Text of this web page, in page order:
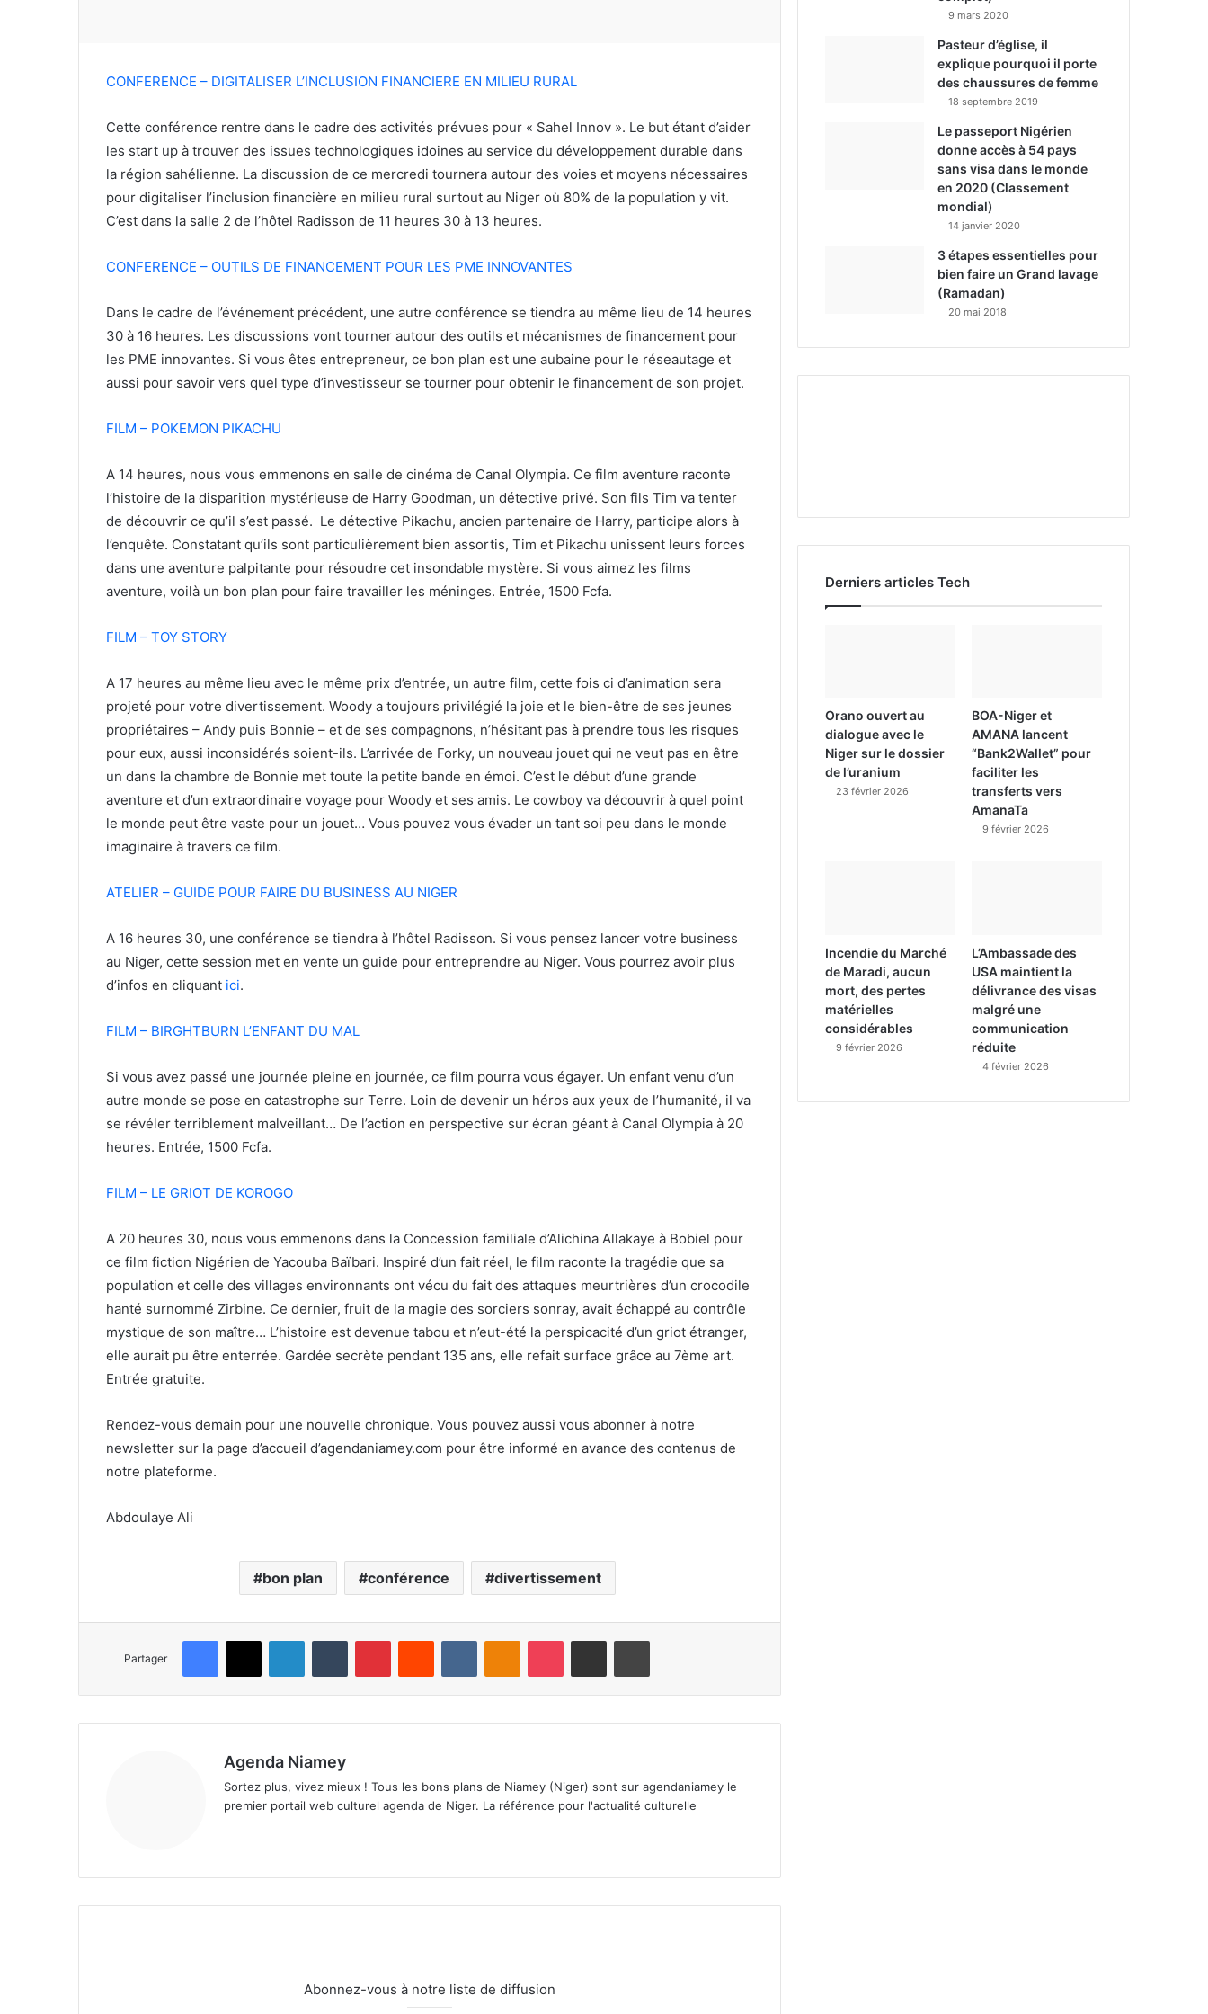
CONFERENCE – DIGITALISER L’INCLUSION FINANCIERE EN MILIEU RURAL
Cette conférence rentre dans le cadre des activités prévues pour « Sahel Innov ». Le but étant d’aider
les start up à trouver des issues technologiques idoines au service du développement durable dans
la région sahélienne. La discussion de ce mercredi tournera autour des voies et moyens nécessaires
pour digitaliser l’inclusion financière en milieu rural surtout au Niger où 80% de la population y vit.
C’est dans la salle 2 de l’hôtel Radisson de 11 heures 30 à 13 heures.
CONFERENCE – OUTILS DE FINANCEMENT POUR LES PME INNOVANTES
Dans le cadre de l’événement précédent, une autre conférence se tiendra au même lieu de 14 heures
30 à 16 heures. Les discussions vont tourner autour des outils et mécanismes de financement pour
les PME innovantes. Si vous êtes entrepreneur, ce bon plan est une aubaine pour le réseautage et
aussi pour savoir vers quel type d’investisseur se tourner pour obtenir le financement de son projet.
FILM – POKEMON PIKACHU
A 14 heures, nous vous emmenons en salle de cinéma de Canal Olympia. Ce film aventure raconte
l’histoire de la disparition mystérieuse de Harry Goodman, un détective privé. Son fils Tim va tenter
de découvrir ce qu’il s’est passé. Le détective Pikachu, ancien partenaire de Harry, participe alors à
l’enquête. Constatant qu’ils sont particulièrement bien assortis, Tim et Pikachu unissent leurs forces
dans une aventure palpitante pour résoudre cet insondable mystère. Si vous aimez les films
aventure, voilà un bon plan pour faire travailler les méninges. Entrée, 1500 Fcfa.
FILM – TOY STORY
A 17 heures au même lieu avec le même prix d’entrée, un autre film, cette fois ci d’animation sera
projeté pour votre divertissement. Woody a toujours privilégié la joie et le bien-être de ses jeunes
propriétaires – Andy puis Bonnie – et de ses compagnons, n’hésitant pas à prendre tous les risques
pour eux, aussi inconsidérés soient-ils. L’arrivée de Forky, un nouveau jouet qui ne veut pas en être
un dans la chambre de Bonnie met toute la petite bande en émoi. C’est le début d’une grande
aventure et d’un extraordinaire voyage pour Woody et ses amis. Le cowboy va découvrir à quel point
le monde peut être vaste pour un jouet… Vous pouvez vous évader un tant soi peu dans le monde
imaginaire à travers ce film.
ATELIER – GUIDE POUR FAIRE DU BUSINESS AU NIGER
A 16 heures 30, une conférence se tiendra à l’hôtel Radisson. Si vous pensez lancer votre business
au Niger, cette session met en vente un guide pour entreprendre au Niger. Vous pourrez avoir plus
d’infos en cliquant ici.
FILM – BIRGHTBURN L’ENFANT DU MAL
Si vous avez passé une journée pleine en journée, ce film pourra vous égayer. Un enfant venu d’un
autre monde se pose en catastrophe sur Terre. Loin de devenir un héros aux yeux de l’humanité, il va
se révéler terriblement malveillant… De l’action en perspective sur écran géant à Canal Olympia à 20
heures. Entrée, 1500 Fcfa.
FILM – LE GRIOT DE KOROGO
A 20 heures 30, nous vous emmenons dans la Concession familiale d’Alichina Allakaye à Bobiel pour
ce film fiction Nigérien de Yacouba Baïbari. Inspiré d’un fait réel, le film raconte la tragédie que sa
population et celle des villages environnants ont vécu du fait des attaques meurtrières d’un crocodile
hanté surnommé Zirbine. Ce dernier, fruit de la magie des sorciers sonray, avait échappé au contrôle
mystique de son maître… L’histoire est devenue tabou et n’eut-été la perspicacité d’un griot étranger,
elle aurait pu être enterrée. Gardée secrète pendant 135 ans, elle refait surface grâce au 7ème art.
Entrée gratuite.
Rendez-vous demain pour une nouvelle chronique. Vous pouvez aussi vous abonner à notre
newsletter sur la page d’accueil d’agendaniamey.com pour être informé en avance des contenus de
notre plateforme.
Abdoulaye Ali
bon plan conférence divertissement
Partager
Agenda Niamey
Sortez plus, vivez mieux ! Tous les bons plans de Niamey (Niger) sont sur agendaniamey le
premier portail web culturel agenda de Niger. La référence pour l'actualité culturelle
Abonnez-vous à notre liste de diffusion
9 mars 2020
Pasteur d’église, il
explique pourquoi il porte
des chaussures de femme
18 septembre 2019
Le passeport Nigérien
donne accès à 54 pays
sans visa dans le monde
en 2020 (Classement
mondial)
14 janvier 2020
3 étapes essentielles pour
bien faire un Grand lavage
(Ramadan)
20 mai 2018
Derniers articles Tech
Orano ouvert au
dialogue avec le
Niger sur le dossier
de l’uranium
23 février 2026
BOA-Niger et
AMANA lancent
“Bank2Wallet” pour
faciliter les
transferts vers
AmanaTa
9 février 2026
Incendie du Marché
de Maradi, aucun
mort, des pertes
matérielles
considérables
9 février 2026
L’Ambassade des
USA maintient la
délivrance des visas
malgré une
communication
réduite
4 février 2026